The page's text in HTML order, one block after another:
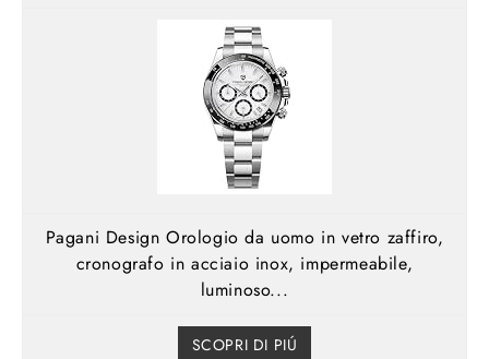
Pagani Design Orologio da uomo in vetro zaffiro,
cronografo in acciaio inox, impermeabile,
luminoso...
SCOPRI DI PIÚ